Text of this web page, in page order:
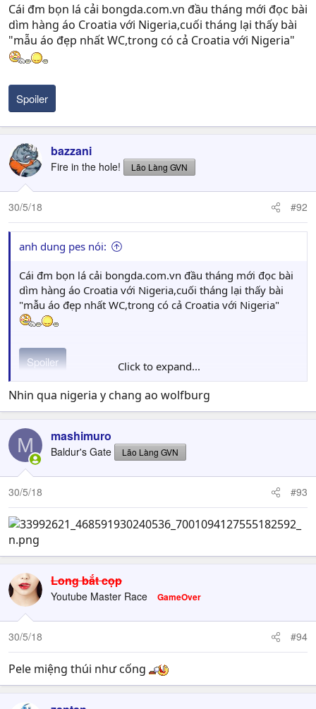
Cái đm bọn lá cải bongda.com.vn đầu tháng mới đọc bài
dìm hàng áo Croatia với Nigeria,cuối tháng lại thấy bài
"mẫu áo đẹp nhất WC,trong có cả Croatia với Nigeria"
Spoiler
bazzani
Fire in the hole! Lão Làng GVN
30/5/18 #92
anh dung pes nói:
Cái đm bọn lá cải bongda.com.vn đầu tháng mới đọc bài
dìm hàng áo Croatia với Nigeria,cuối tháng lại thấy bài
"mẫu áo đẹp nhất WC,trong có cả Croatia với Nigeria"
Spoiler Click to expand...
Nhin qua nigeria y chang ao wolfburg
M mashimuro
Baldur's Gate Lão Làng GVN
30/5/18 #93
Long bắt cọp
Youtube Master Race GameOver
30/5/18 #94
Pele miệng thúi như cống